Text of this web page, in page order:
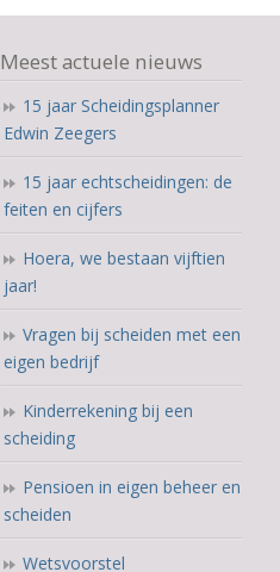
Meest actuele nieuws
15 jaar Scheidingsplanner
Edwin Zeegers
15 jaar echtscheidingen: de
feiten en cijfers
Hoera, we bestaan vijftien
jaar!
Vragen bij scheiden met een
eigen bedrijf
Kinderrekening bij een
scheiding
Pensioen in eigen beheer en
scheiden
Wetsvoorstel